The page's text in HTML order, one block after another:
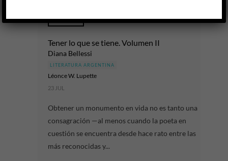
LEER MÁS
Tener lo que se tiene. Volumen II
Diana Bellessi
LITERATURA ARGENTINA
Léonce W. Lupette
23 JUL
Obtener un monumento en vida no es tanto una
consagración —al menos cuando la poeta en
cuestión se encuentra desde hace rato entre las
más reconocidas y...